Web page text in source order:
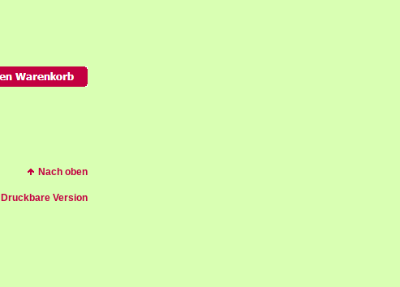
Nach oben
Druckbare Version